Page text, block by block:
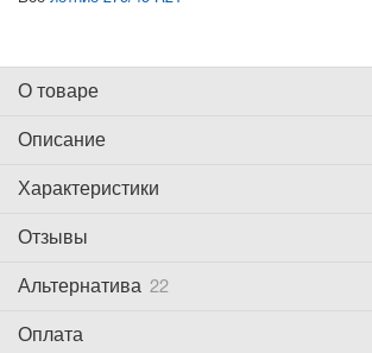
О товаре
Описание
Характеристики
Отзывы
Альтернатива 22
Оплата